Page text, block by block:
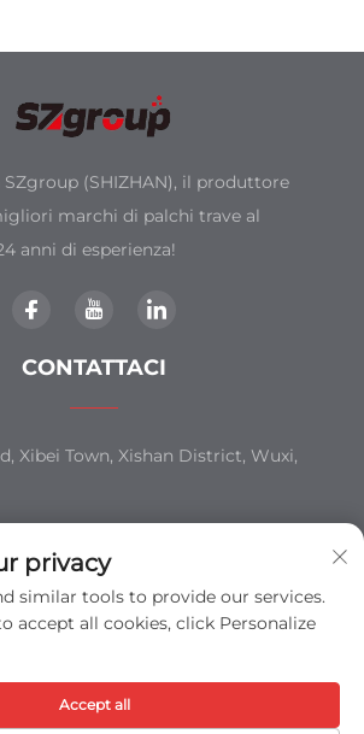
(SHIZHAN), il produttore
marchi di palchi trave al
anni di esperienza!
CONTATTACI
Xibei Town, Xishan District, Wuxi,
SHIZHAN GROUP CO., LTD. Tutti i Diritti
Informativa sulla privacy
privacy
similar tools to provide our services.
accept all cookies, click Personalize
Accept all